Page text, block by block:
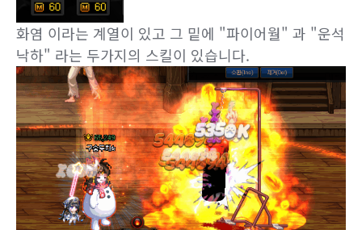
화염 이라는 계열이 있고 그 밑에 "파이어월" 과 "운석
낙하" 라는 두가지의 스킬이 있습니다.